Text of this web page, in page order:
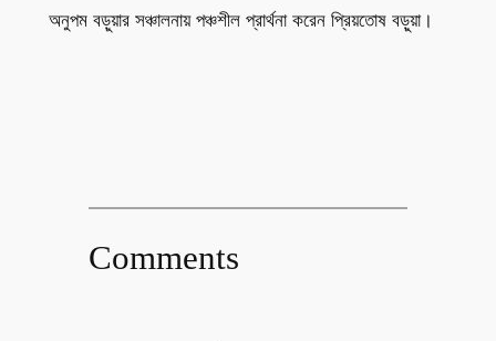
অনুপম বড়ুয়ার সঞ্চালনায় পঞ্চশীল প্রার্থনা করেন প্রিয়তোষ বড়ুয়া।
Comments